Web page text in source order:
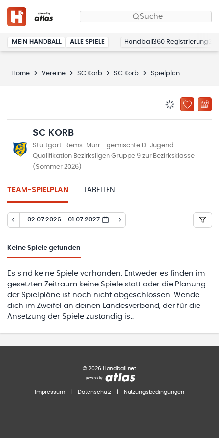
Suche
MEIN HANDBALL ALLE SPIELE Handball360 Registrierung
Home Vereine SC Korb SC Korb Spielplan
ZU
SC KORB
Stuttgart-Rems-Murr - gemischte D-Jugend
Qualifikation Bezirksligen Gruppe 9 zur Bezirksklasse
(Sommer 2026)
TEAM-SPIELPLAN TABELLEN
02.07.2026 - 01.07.2027
Keine Spiele gefunden
Es sind keine Spiele vorhanden. Entweder es finden im
gesetzten Zeitraum keine Spiele statt oder die Planung
der Spielpläne ist noch nicht abgeschlossen. Wende
dich im Zweifel an deinen Landesverband, der für die
Ansetzung der Spiele zuständig ist.
© 2026 Handball.net
Impressum Datenschutz Nutzungsbedingungen